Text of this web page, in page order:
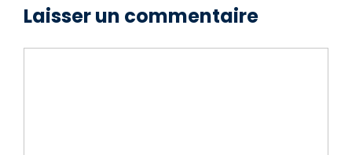
Laisser un commentaire